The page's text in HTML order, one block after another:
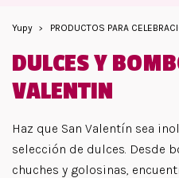
Yupy PRODUCTOS PARA
DULCES Y
VALENTIN
Haz que San Valentín sea
selección de dulces. Desde
chuches y golosinas,